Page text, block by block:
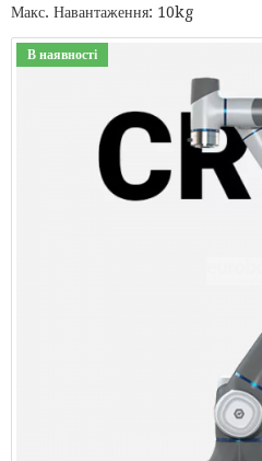
Макс. Навантаження: 10kg
В наявності